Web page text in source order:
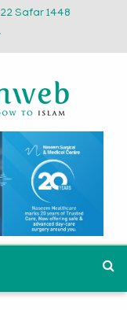
22 Safar 1448